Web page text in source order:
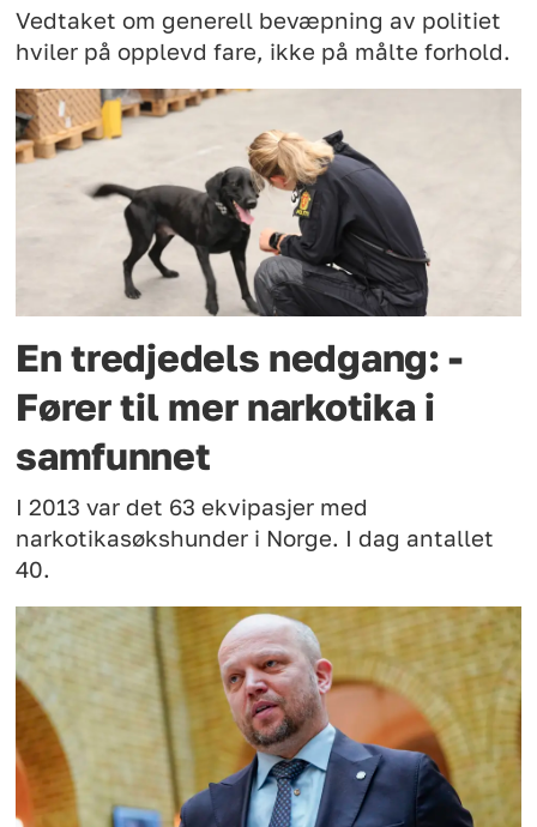
Vedtaket om generell bevæpning av politiet
hviler på opplevd fare, ikke på målte forhold.
En tredjedels nedgang: -
Fører til mer narkotika i
samfunnet
I 2013 var det 63 ekvipasjer med
narkotikasøkshunder i Norge. I dag antallet
40.